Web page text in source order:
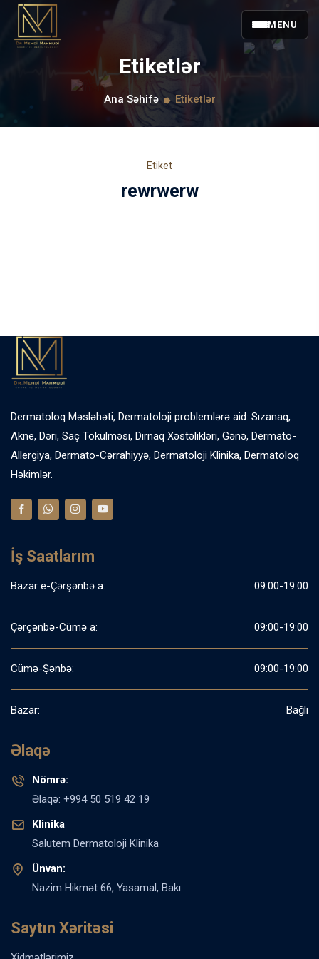
MENU
Etiketlər
Ana Səhifə Etiketlər
Etiket
rewrwerw
Dermatoloq Məsləhəti, Dermatoloji problemlərə aid: Sızanaq,
Akne, Dəri, Saç Tökülməsi, Dırnaq Xəstəlikləri, Gənə, Dermato-
Allergiya, Dermato-Cərrahiyyə, Dermatoloji Klinika, Dermatoloq
Həkimlər.
İş Saatlarım
Bazar e-Çərşənbə a: 09:00-19:00
Çərçənbə-Cümə a: 09:00-19:00
Cümə-Şənbə: 09:00-19:00
Bazar: Bağlı
Əlaqə
Nömrə:
Əlaqə: +994 50 519 42 19
Klinika
Salutem Dermatoloji Klinika
Ünvan:
Nazim Hikmət 66, Yasamal, Bakı
Saytın Xəritəsi